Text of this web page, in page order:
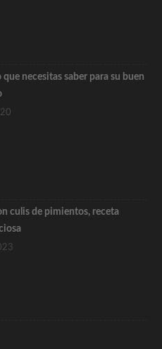
que necesitas saber para su buen
culis de pimientos, receta